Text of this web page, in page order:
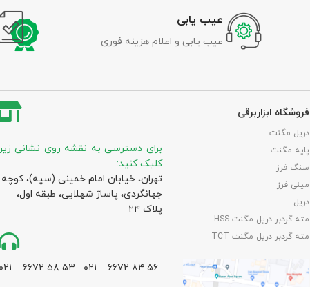
عیب یابی
عیب یابی و اعلام هزینه فوری
فروشگاه ابزاربرقی
دریل مگنت
پایه مگنت
سنگ فرز
مینی فرز
دریل
مته گردبر دریل مگنت HSS
مته گردبر دریل مگنت TCT
برای دسترسی به نقشه روی نشانی زیر
کلیک کنید:
تهران، خیابان امام خمینی (سپه)، کوچه
جهانگردی،‌ پاساژ شهلایی، طبقه اول،
پلاک ۲۴
۵۶ ۸۴ ۶۶۷۲ – ۰۲۱ ۵۳ ۵۸ ۶۶۷۲ – ۰۲۱